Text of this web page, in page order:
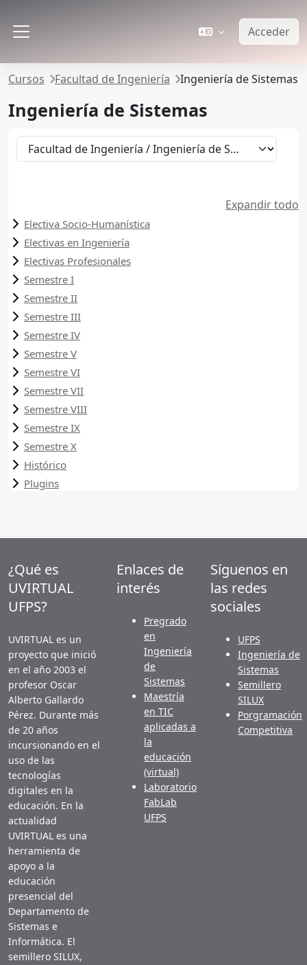
Acceder
Cursos Facultad de Ingeniería Ingeniería de Sistemas
Ingeniería de Sistemas
Categorías de curso
Expandir todo
Electiva Socio-Humanística
Electivas en Ingeniería
Electivas Profesionales
Semestre I
Semestre II
Semestre III
Semestre IV
Semestre V
Semestre VI
Semestre VII
Semestre VIII
Semestre IX
Semestre X
Histórico
Plugins
¿Qué es
UVIRTUAL
UFPS?
UVIRTUAL es un
proyecto que inició
en el año 2003 el
profesor Oscar
Alberto Gallardo
Pérez. Durante más
de 20 años
incursionando en el
uso de las
tecnologías
digitales en la
educación. En la
actualidad
UVIRTUAL es una
herramienta de
apoyo a la
educación
presencial del
Departamento de
Sistemas e
Informática. El
semillero SILUX,
Enlaces de
interés
Pregrado
en
Ingeniería
de
Sistemas
Maestría
en TIC
aplicadas a
la
educación
(virtual)
Laboratorio
FabLab
UFPS
Síguenos en
las redes
sociales
UFPS
Ingeniería de
Sistemas
Semillero
SILUX
Porgramación
Competitiva